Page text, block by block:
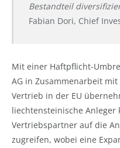
Bestandteil
Fabian Dori, Chief
Mit einer Haftpflicht-
AG in Zusammenarbeit mit
Vertrieb in der EU
liechtensteinische
Vertriebspartner auf die
zugreifen, wobei eine